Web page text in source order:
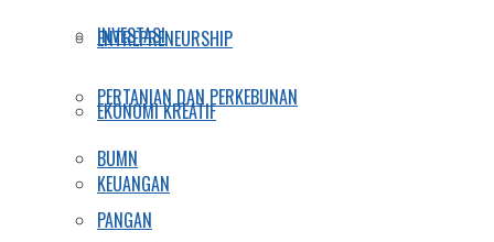
INVESTASI
PERTANIAN DAN PERKEBUNAN
BUMN
PANGAN
ENTREPRENEURSHIP
EKONOMI KREATIF
KEUANGAN